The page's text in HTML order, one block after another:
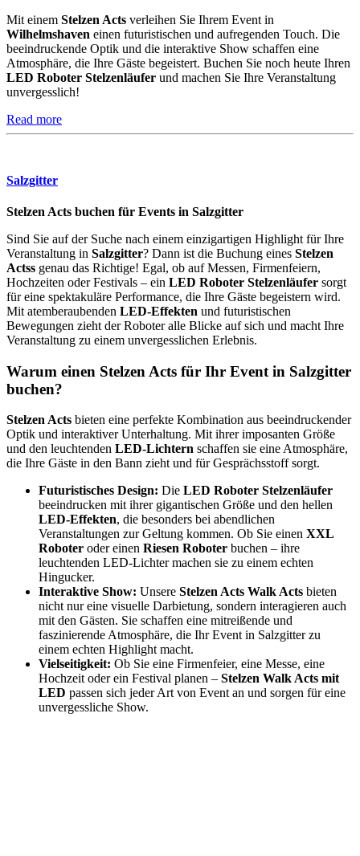
Mit einem Stelzen Acts verleihen Sie Ihrem Event in
Wilhelmshaven einen futuristischen und aufregenden Touch. Die
beeindruckende Optik und die interaktive Show schaffen eine
Atmosphäre, die Ihre Gäste begeistert. Buchen Sie noch heute Ihren
LED Roboter Stelzenläufer und machen Sie Ihre Veranstaltung
unvergesslich!
Read more
Salzgitter
Stelzen Acts buchen für Events in Salzgitter
Sind Sie auf der Suche nach einem einzigartigen Highlight für Ihre
Veranstaltung in Salzgitter? Dann ist die Buchung eines Stelzen
Actss genau das Richtige! Egal, ob auf Messen, Firmenfeiern,
Hochzeiten oder Festivals – ein LED Roboter Stelzenläufer sorgt
für eine spektakuläre Performance, die Ihre Gäste begeistern wird.
Mit atemberaubenden LED-Effekten und futuristischen
Bewegungen zieht der Roboter alle Blicke auf sich und macht Ihre
Veranstaltung zu einem unvergesslichen Erlebnis.
Warum einen Stelzen Acts für Ihr Event in Salzgitter
buchen?
Stelzen Acts bieten eine perfekte Kombination aus beeindruckender
Optik und interaktiver Unterhaltung. Mit ihrer imposanten Größe
und den leuchtenden LED-Lichtern schaffen sie eine Atmosphäre,
die Ihre Gäste in den Bann zieht und für Gesprächsstoff sorgt.
Futuristisches Design: Die LED Roboter Stelzenläufer
beeindrucken mit ihrer gigantischen Größe und den hellen
LED-Effekten, die besonders bei abendlichen
Veranstaltungen zur Geltung kommen. Ob Sie einen XXL
Roboter oder einen Riesen Roboter buchen – ihre
leuchtenden LED-Lichter machen sie zu einem echten
Hingucker.
Interaktive Show: Unsere Stelzen Acts Walk Acts bieten
nicht nur eine visuelle Darbietung, sondern interagieren auch
mit den Gästen. Sie schaffen eine mitreißende und
faszinierende Atmosphäre, die Ihr Event in Salzgitter zu
einem echten Highlight macht.
Vielseitigkeit: Ob Sie eine Firmenfeier, eine Messe, eine
Hochzeit oder ein Festival planen – Stelzen Walk Acts mit
LED passen sich jeder Art von Event an und sorgen für eine
unvergessliche Show.